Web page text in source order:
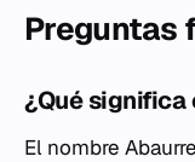
Preguntas
¿Qué significa
El nombre